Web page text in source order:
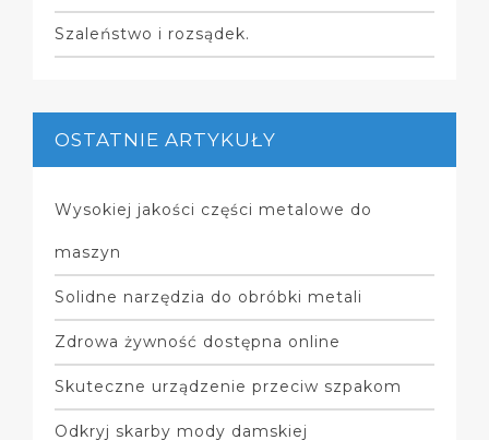
Szaleństwo i rozsądek.
OSTATNIE ARTYKUŁY
Wysokiej jakości części metalowe do
maszyn
Solidne narzędzia do obróbki metali
Zdrowa żywność dostępna online
Skuteczne urządzenie przeciw szpakom
Odkryj skarby mody damskiej